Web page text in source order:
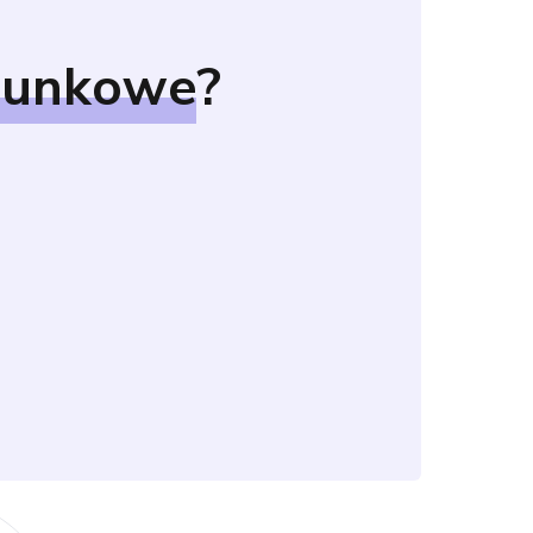
?